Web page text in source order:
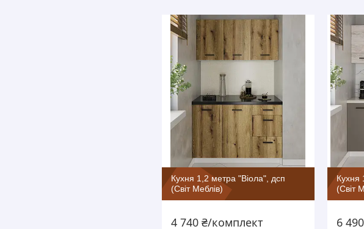
Кухня 1,2 метра "Віола", дсп
(Світ Меблів)
4 740 ₴/комплект
Кухня
(Світ
6